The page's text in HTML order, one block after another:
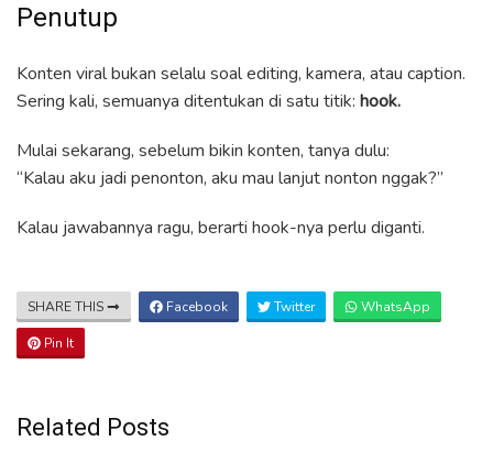
Penutup
Konten viral bukan selalu soal editing, kamera, atau caption.
Sering kali, semuanya ditentukan di satu titik: hook.
Mulai sekarang, sebelum bikin konten, tanya dulu:
“Kalau aku jadi penonton, aku mau lanjut nonton nggak?”
Kalau jawabannya ragu, berarti hook-nya perlu diganti.
SHARE THIS Facebook Twitter WhatsApp
Pin It
Related Posts